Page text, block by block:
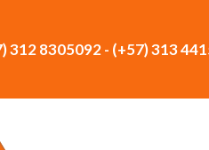
8305092 - (+57) 313